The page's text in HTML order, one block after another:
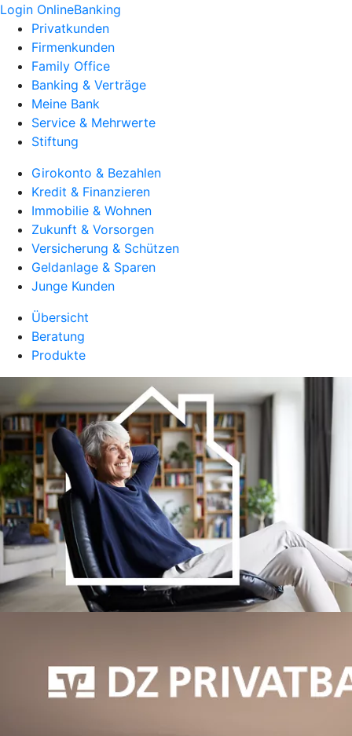
Login OnlineBanking
Privatkunden
Firmenkunden
Family Office
Banking & Verträge
Meine Bank
Service & Mehrwerte
Stiftung
Girokonto & Bezahlen
Kredit & Finanzieren
Immobilie & Wohnen
Zukunft & Vorsorgen
Versicherung & Schützen
Geldanlage & Sparen
Junge Kunden
Übersicht
Beratung
Produkte